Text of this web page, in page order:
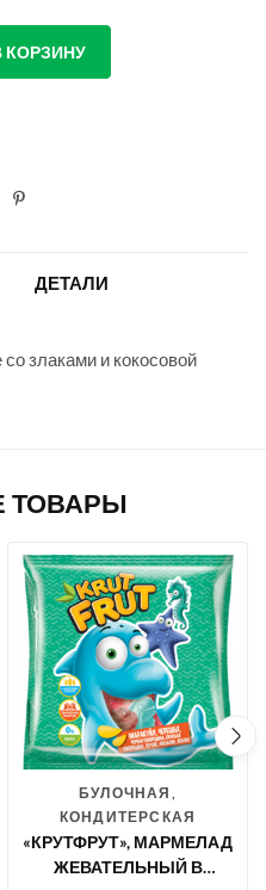
КОРЗИНУ
ДЕТАЛИ
злаками и кокосовой
ТОВАРЫ
БУЛОЧНАЯ,
КОНДИТЕРСКАЯ
«КРУТФРУТ», МАРМЕЛАД
ЖЕВАТЕЛЬНЫЙ В